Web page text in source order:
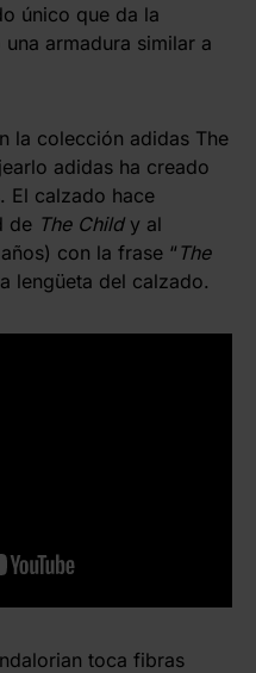
único que da la
armadura similar a
la colección adidas The
adidas ha creado
El calzado hace
de The Child y al
con la frase “ The
lengüeta del calzado.
toca fibras